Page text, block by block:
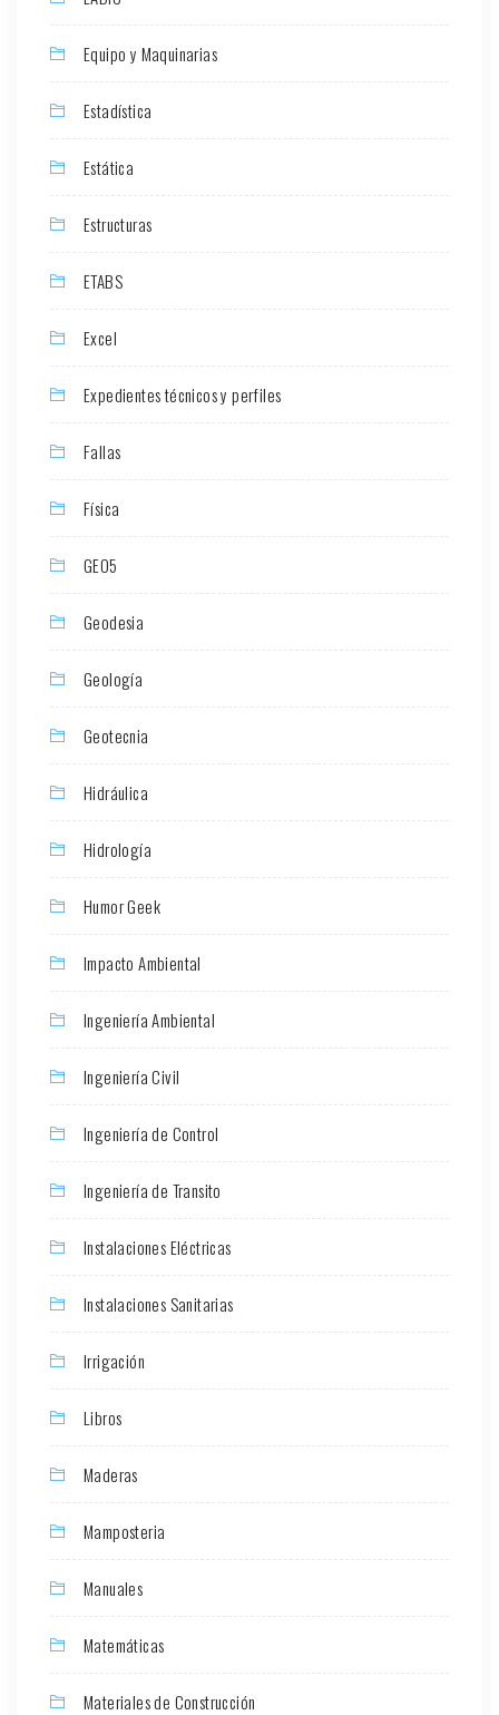
Equipo y Maquinarias
Estadística
Estática
Estructuras
ETABS
Excel
Expedientes técnicos y perfiles
Fallas
Física
GEO5
Geodesia
Geología
Geotecnia
Hidráulica
Hidrología
Humor Geek
Impacto Ambiental
Ingeniería Ambiental
Ingeniería Civil
Ingeniería de Control
Ingeniería de Transito
Instalaciones Eléctricas
Instalaciones Sanitarias
Irrigación
Libros
Maderas
Mamposteria
Manuales
Matemáticas
Materiales de Construcción